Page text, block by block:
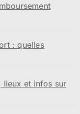
: quelles
lieux et infos sur